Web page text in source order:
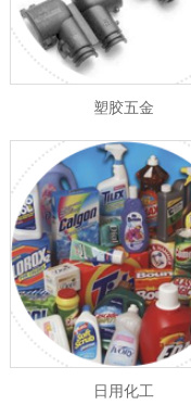
塑胶五金
日用化工